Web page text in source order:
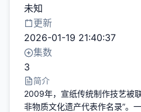
未知
更新
2026-01-19 21:40:37
集数
3
简介
2009年，宣纸传统制作技艺被
非物质文化遗产代表作名录”。